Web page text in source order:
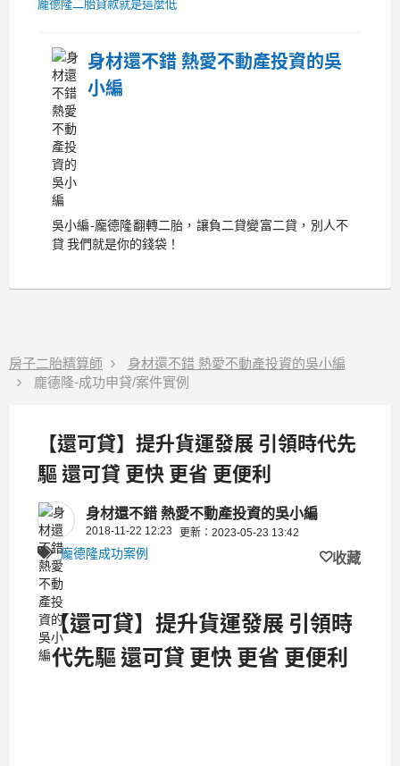
龐德隆二胎貸款就是這麼低
身材還不錯 熱愛不動產投資的吳
小編
吳小編-龐德隆翻轉二胎，讓負二貸變富二貸，別人不
貸 我們就是你的錢袋！
房子二胎精算師
身材還不錯 熱愛不動產投資的吳小編
龐德隆-成功申貸/案件實例
【還可貸】提升貨運發展 引領時代先
驅 還可貸 更快 更省 更便利
身材還不錯 熱愛不動產投資的吳小編
2018-11-22 12:23 更新：2023-05-23 13:42
龐德隆成功案例 收藏
【還可貸】提升貨運發展 引領時
代先驅 還可貸 更快 更省 更便利